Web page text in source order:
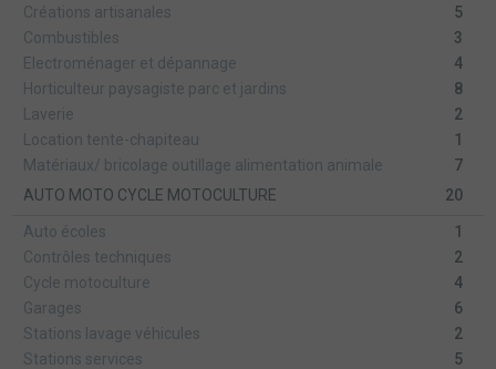
Créations artisanales
5
Combustibles
3
Electroménager et dépannage
4
Horticulteur paysagiste parc et jardins
8
Laverie
2
Location tente-chapiteau
1
Matériaux/ bricolage outillage alimentation animale
7
AUTO MOTO CYCLE MOTOCULTURE
20
Auto écoles
1
Contrôles techniques
2
Cycle motoculture
4
Garages
6
Stations lavage véhicules
2
Stations services
5